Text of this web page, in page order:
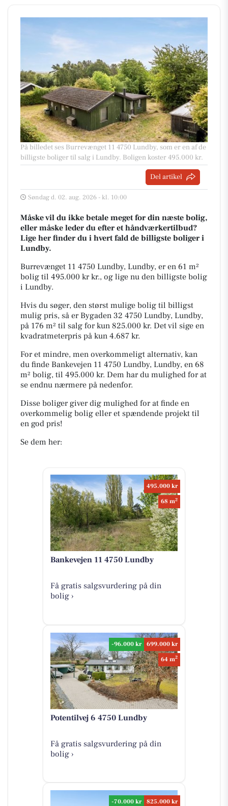
På billedet ses Burrevænget 11 4750 Lundby, som er en af de
billigste boliger til salg i Lundby. Boligen koster 495.000 kr.
Del artikel
Søndag d. 02. aug. 2026 - kl. 10:00
Måske vil du ikke betale meget for din næste bolig,
eller måske leder du efter et håndværkertilbud?
Lige her finder du i hvert fald de billigste boliger i
Lundby.
Burrevænget 11 4750 Lundby, Lundby, er en 61 m²
bolig til 495.000 kr kr., og lige nu den billigste bolig
i Lundby.
Hvis du søger, den størst mulige bolig til billigst
mulig pris, så er Bygaden 32 4750 Lundby, Lundby,
på 176 m² til salg for kun 825.000 kr. Det vil sige en
kvadratmeterpris på kun 4.687 kr.
For et mindre, men overkommeligt alternativ, kan
du finde Bankevejen 11 4750 Lundby, Lundby, en 68
m² bolig, til 495.000 kr. Dem har du mulighed for at
se endnu nærmere på nedenfor.
Disse boliger giver dig mulighed for at finde en
overkommelig bolig eller et spændende projekt til
en god pris!
Se dem her:
495.000 kr
68 m2
Bankevejen 11 4750 Lundby
Få gratis salgsvurdering på din
bolig ›
-96.000 kr
699.000 kr
64 m2
Potentilvej 6 4750 Lundby
Få gratis salgsvurdering på din
bolig ›
-70.000 kr
825.000 kr